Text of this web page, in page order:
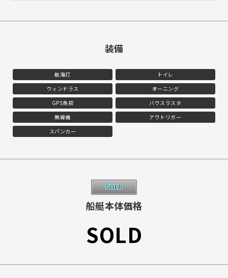
装備
航海灯
トイレ
ウィンドラス
オーニング
GPS魚探
バウスラスタ
無線機
アウトリガー
スパンカー
船艇本体価格
SOLD